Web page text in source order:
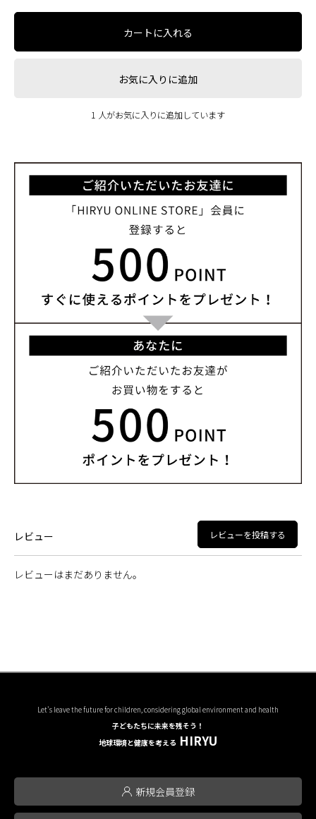
カートに入れる
お気に入りに追加
1 人がお気に入りに追加しています
レビュー レビューを投稿する
レビューはまだありません。
Let's leave the future for children, considering global environment and health
子どもたちに未来を残そう！
地球環境と健康を考える HIRYU
新規会員登録